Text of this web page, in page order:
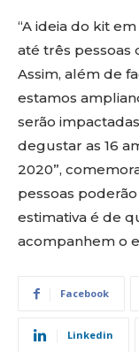
“A ideia do kit
até três pessoas
Assim, além de
estamos
serão
degustar as 16
2020”,
pessoas
estimativa é de
acompanhem o
Facebook
Linkedin